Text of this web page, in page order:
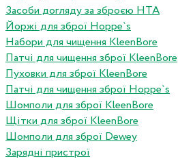
Засоби догляду за зброєю HTA
Йоржі для зброї Hoppe`s
Набори для чищення KleenBore
Патчі для чищення зброї KleenBore
Пуховки для зброї KleenBore
Патчі для чищення зброї Hoppe`s
Шомполи для зброї KleenBore
Щітки для зброї KleenBore
Шомполи для зброї Dewey
Зарядні пристрої